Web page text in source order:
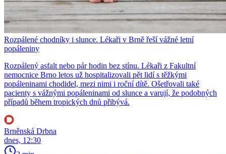
Rozpálené chodníky i slunce. Lékaři v Brně řeší vážné letní
popáleniny
Rozpálený asfalt nebo pár hodin bez stínu. Lékaři z Fakultní
nemocnice Brno letos už hospitalizovali pět lidí s těžkými
popáleninami chodidel, mezi nimi i roční dítě. Ošetřovali také
pacienty s vážnými popáleninami od slunce a varují, že podobných
případů během tropických dnů přibývá.
Brněnská Drbna
dnes, 12:30